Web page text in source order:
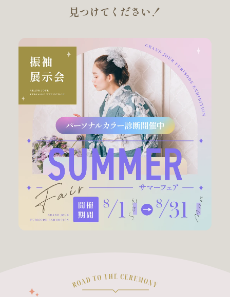
見つけてください！